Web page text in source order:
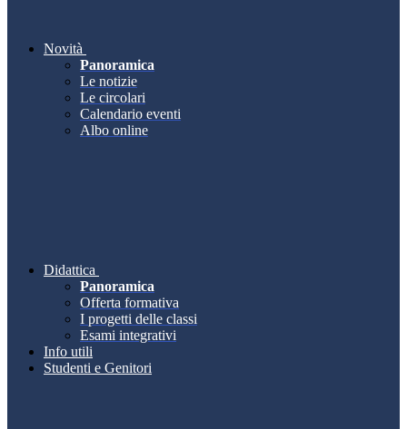
Novità
Panoramica
Le notizie
Le circolari
Calendario eventi
Albo online
Didattica
Panoramica
Offerta formativa
I progetti delle classi
Esami integrativi
Info utili
Studenti e Genitori